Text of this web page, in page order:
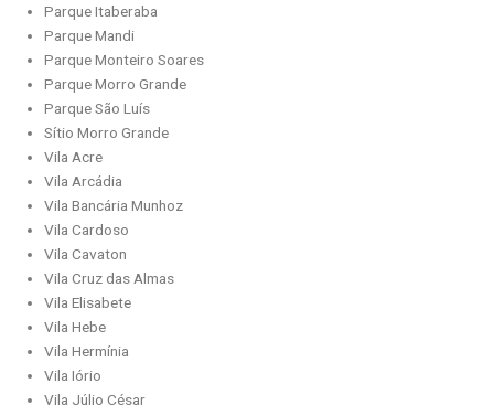
Parque Itaberaba
Parque Mandi
Parque Monteiro Soares
Parque Morro Grande
Parque São Luís
Sítio Morro Grande
Vila Acre
Vila Arcádia
Vila Bancária Munhoz
Vila Cardoso
Vila Cavaton
Vila Cruz das Almas
Vila Elisabete
Vila Hebe
Vila Hermínia
Vila Iório
Vila Júlio César